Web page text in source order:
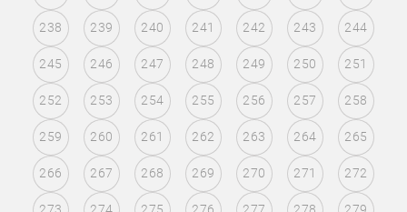
238 239 240 241 242 243 244
245 246 247 248 249 250 251
252 253 254 255 256 257 258
259 260 261 262 263 264 265
266 267 268 269 270 271 272